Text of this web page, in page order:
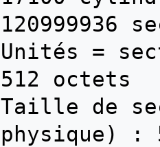
120999936
Unités =
512 octets
Taille de
physique) :